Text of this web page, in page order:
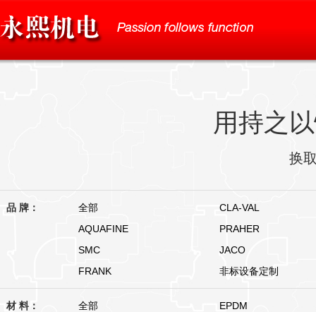
用持之
换
品 牌： 全部
CLA-VAL
AQUAFINE
PRAHER
SMC
JACO
FRANK
非标设备定制
材 料： 全部
EPDM